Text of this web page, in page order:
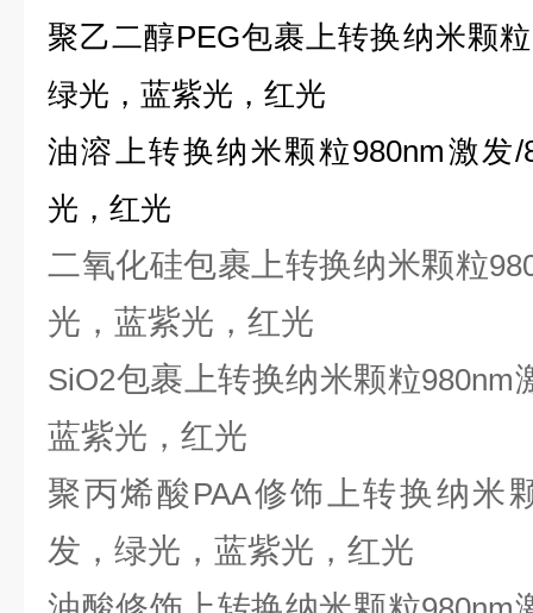
聚乙二醇PEG包裹上转换纳米颗粒
绿光，蓝紫光，红光
油溶上转换纳米颗粒980nm激发/
光，红光
二氧化硅包裹上转换纳米颗粒
光，蓝紫光，红光
SiO2包裹上转换纳米颗粒980nm
蓝紫光，红光
聚丙烯酸 PAA修饰上转换纳米
发，绿光，蓝紫光，红光